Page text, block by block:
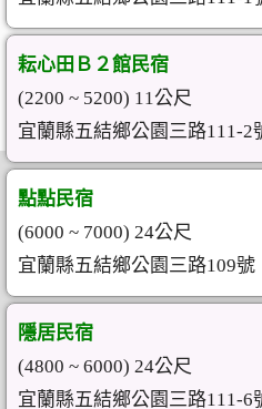
耘心田Ｂ２館民宿
(2200 ~ 5200) 11公尺
宜蘭縣五結鄉公園三路111-2
點點民宿
(6000 ~ 7000) 24公尺
宜蘭縣五結鄉公園三路109號
隱居民宿
(4800 ~ 6000) 24公尺
宜蘭縣五結鄉公園三路111-6